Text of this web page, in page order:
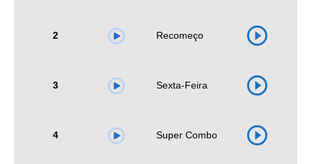
2 Recomeço
3 Sexta-Feira
4 Super Combo